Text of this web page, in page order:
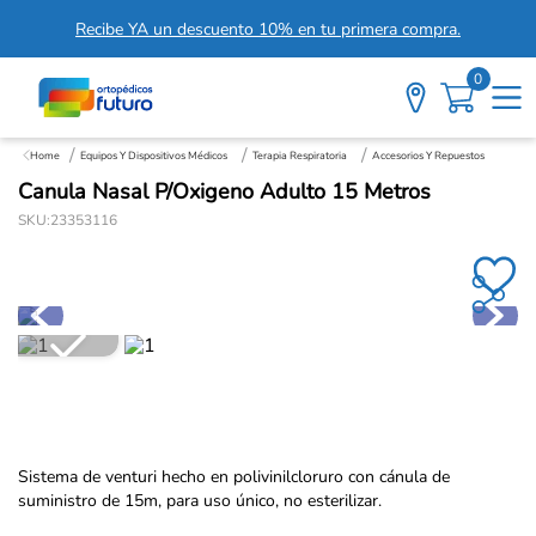
Recibe YA un descuento 10% en tu primera compra.
0
Equipos Y Dispositivos Médicos Terapia Respiratoria Accesorios Y Repuestos
Canula Nasal P/Oxigeno Adulto 15 Metros
SKU:23353116
Sistema de venturi hecho en polivinilcloruro con cánula de
suministro de 15m, para uso único, no esterilizar.